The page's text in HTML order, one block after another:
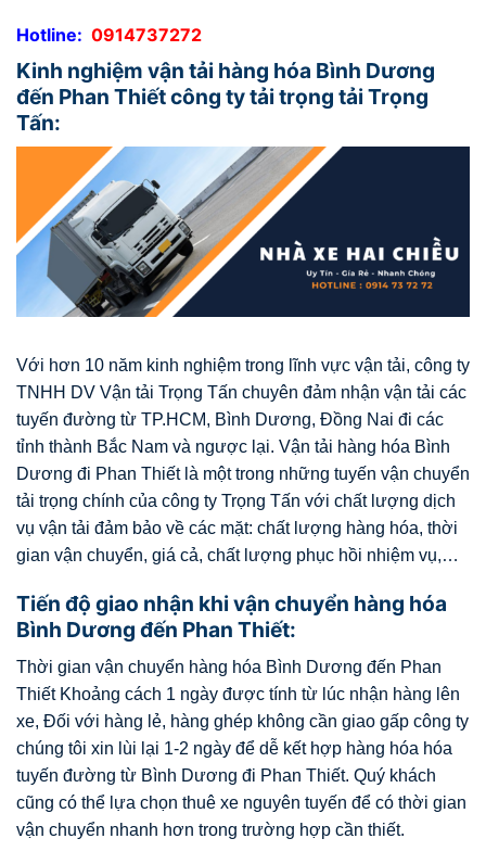
Hotline: 0914737272
Kinh nghiệm vận tải hàng hóa Bình Dương
đến Phan Thiết công ty tải trọng tải Trọng
Tấn:
Với hơn 10 năm kinh nghiệm trong lĩnh vực vận tải, công ty
TNHH DV Vận tải Trọng Tấn chuyên đảm nhận vận tải các
tuyến đường từ TP.HCM, Bình Dương, Đồng Nai đi các
tỉnh thành Bắc Nam và ngược lại. Vận tải hàng hóa Bình
Dương đi Phan Thiết là một trong những tuyến vận chuyển
tải trọng chính của công ty Trọng Tấn với chất lượng dịch
vụ vận tải đảm bảo về các mặt: chất lượng hàng hóa, thời
gian vận chuyển, giá cả, chất lượng phục hồi nhiệm vụ,…
Tiến độ giao nhận khi vận chuyển hàng hóa
Bình Dương đến Phan Thiết:
Thời gian vận chuyển hàng hóa Bình Dương đến Phan
Thiết Khoảng cách 1 ngày được tính từ lúc nhận hàng lên
xe, Đối với hàng lẻ, hàng ghép không cần giao gấp công ty
chúng tôi xin lùi lại 1-2 ngày để dễ kết hợp hàng hóa hóa
tuyến đường từ Bình Dương đi Phan Thiết. Quý khách
cũng có thể lựa chọn thuê xe nguyên tuyến để có thời gian
vận chuyển nhanh hơn trong trường hợp cần thiết.